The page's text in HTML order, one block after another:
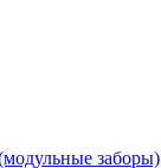
заборы)